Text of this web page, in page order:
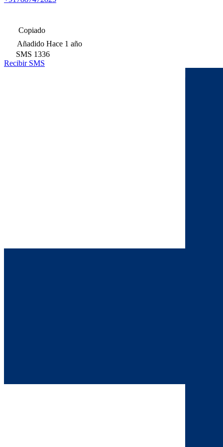
Copiado
Añadido Hace 1 año
SMS 1336
Recibir SMS